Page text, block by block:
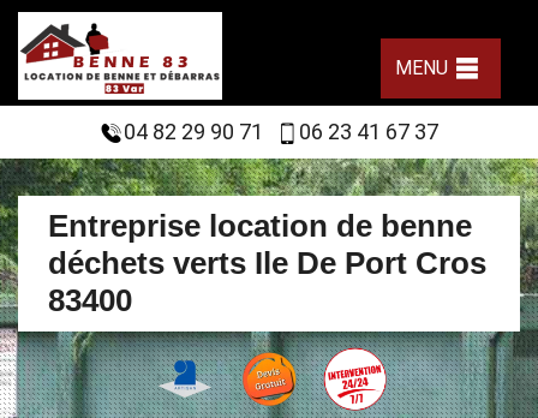
MENU
04 82 29 90 71 06 23 41 67 37
Entreprise location de benne
déchets verts Ile De Port Cros
83400